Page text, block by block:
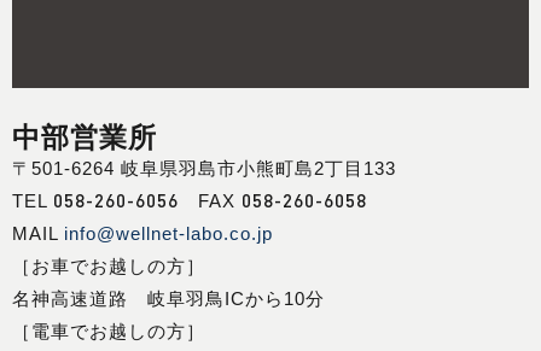
中部営業所
〒501-6264 岐阜県羽島市小熊町島2丁目133
TEL 058-260-6056 FAX 058-260-6058
MAIL info@wellnet-labo.co.jp
［お車でお越しの方］
名神高速道路 岐阜羽鳥ICから10分
［電車でお越しの方］